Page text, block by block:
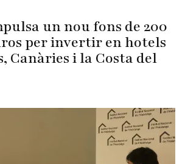
un nou fons de 200
per invertir en hotels
Canàries i la Costa del